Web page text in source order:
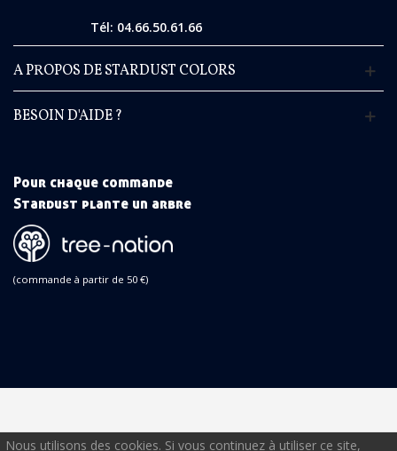
Tél: 04.66.50.61.66
A PROPOS DE STARDUST COLORS
BESOIN D'AIDE ?
Pour chaque commande
Stardust plante un arbre
(commande à partir de 50 €)
Nous utilisons des cookies. Si vous continuez à utiliser ce site,